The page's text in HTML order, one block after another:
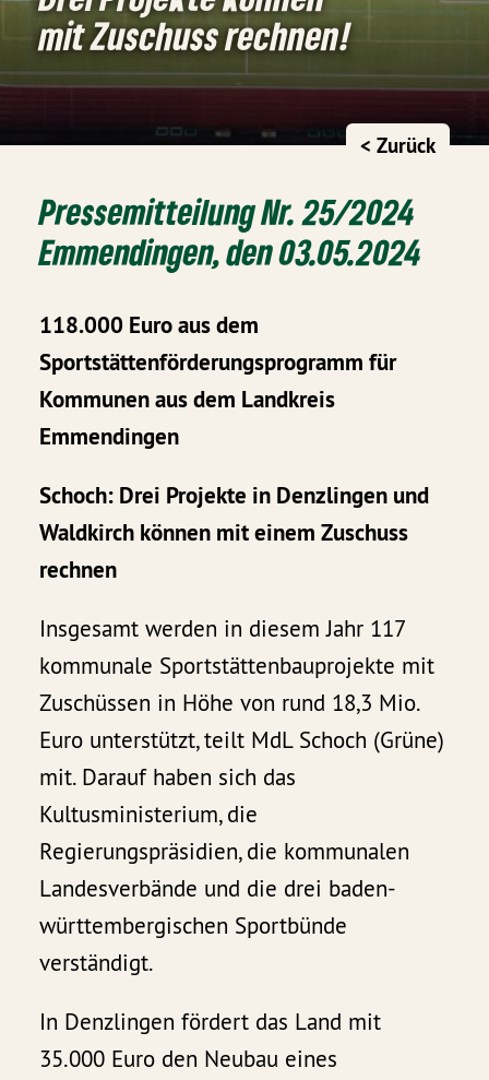
mit Zuschuss rechnen!
< Zurück
Pressemitteilung Nr. 25/2024
Emmendingen, den 03.05.2024
118.000 Euro aus dem
Sportstättenförderungsprogramm für
Kommunen aus dem Landkreis
Emmendingen
Schoch: Drei Projekte in Denzlingen und
Waldkirch können mit einem Zuschuss
rechnen
Insgesamt werden in diesem Jahr 117
kommunale Sportstättenbauprojekte mit
Zuschüssen in Höhe von rund 18,3 Mio.
Euro unterstützt, teilt MdL Schoch (Grüne)
mit. Darauf haben sich das
Kultusministerium, die
Regierungspräsidien, die kommunalen
Landesverbände und die drei baden-
württembergischen Sportbünde
verständigt.
In Denzlingen fördert das Land mit
35.000 Euro den Neubau eines